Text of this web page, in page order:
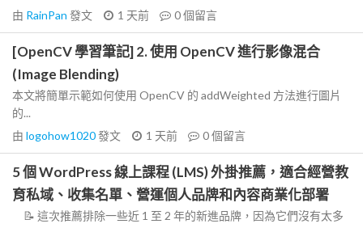
由 RainPan 發文 1 天前 0個留言
[OpenCV 學習筆記] 2. 使用 OpenCV 進行影像混合
(Image Blending)
本文將簡單示範如何使用 OpenCV 的 addWeighted 方法進行圖片
的...
由 logohow1020發文 1 天前 0個留言
5 個 WordPress 線上課程 (LMS) 外掛推薦，適合經營教
育私域、收集名單、營運個人品牌和內容商業化部署
📝 這次推薦排除一些近 1 至 2 年的新進品牌，因為它們沒有太多